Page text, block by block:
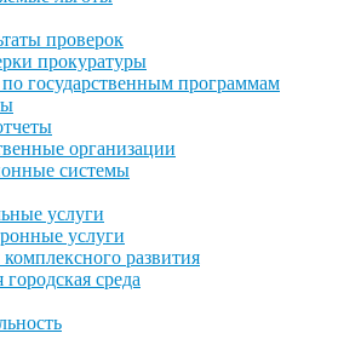
проверок
прокуратуры
государственным программам
организации
системы
услуги
услуги
развития
среда